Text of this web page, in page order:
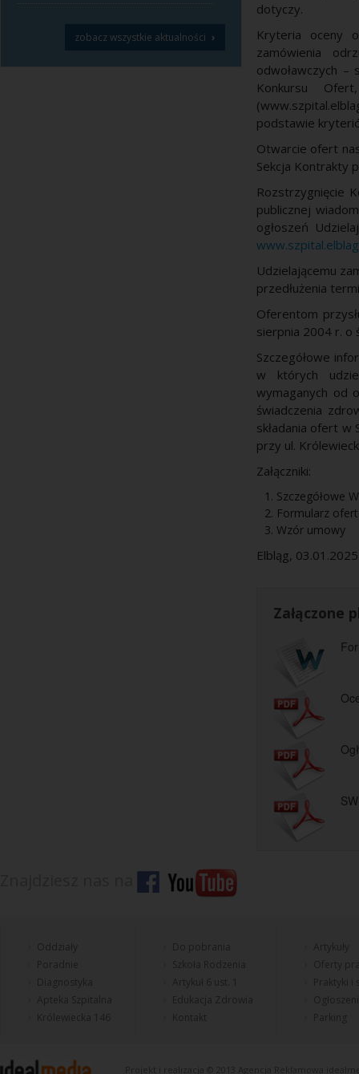
zobacz wszystkie aktualności ›
dotyczy.
Kryteria oceny
zamówienia
odwoławczych –
Konkursu
podstawie
Otwarcie ofert
Sekcja Kontrakty
Rozstrzygnięcie
publicznej
ogłoszeń
Udzielającemu
przedłużenia
Oferentom
sierpnia 2004 r. o
Szczegółowe
w których
wymaganych od
świadczenia
składania ofert w
przy ul.
Załączniki:
Szczegółowe
Formularz
Wzór umowy
Elbląg,
Załączone
Poradnie
Diagnostyka
Apteka Szpitalna
Królewiecka 146
Do pobrania
Artykuł 6 ust. 1
Edukacja Zdrowia
Artykuły
Oferty
Praktyki
Parking
Projekt i realizacja © 2013 Agencja Reklamowa